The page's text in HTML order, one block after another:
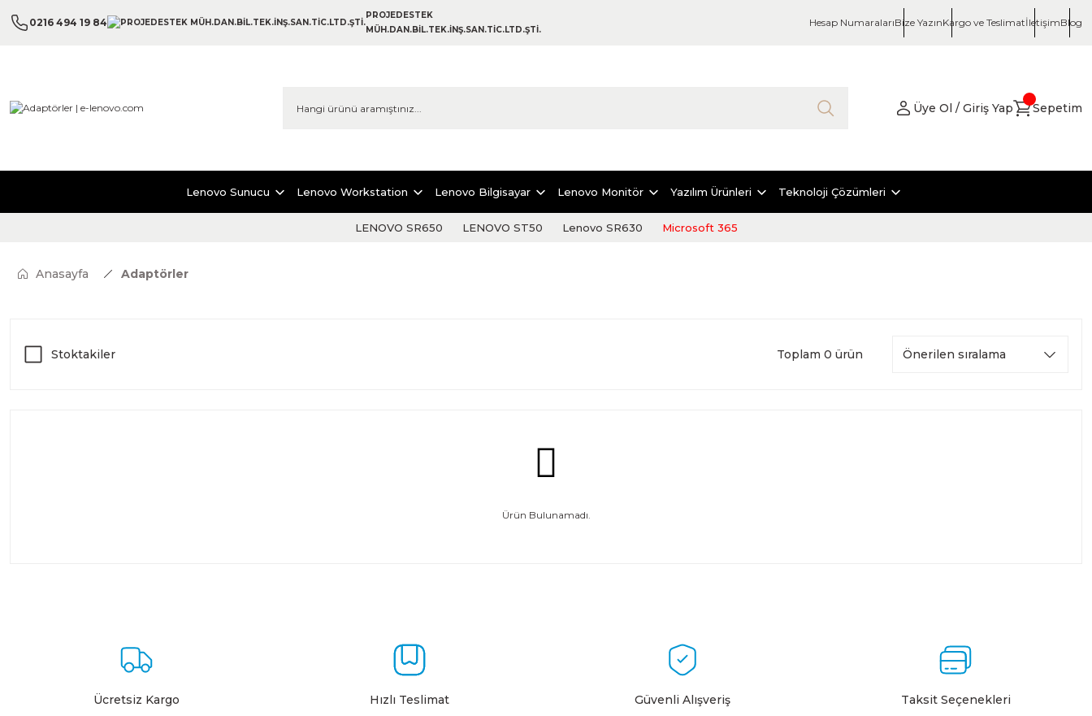
0216 494 19 84
PROJEDESTEK
MÜH.DAN.BİL.TEK.İNŞ.SAN.TİC.LTD.ŞTİ.
Hesap NumaralarıBize YazınKargo ve TeslimatİletişimBlog
Üye Ol / Giriş Yap Sepetim
Lenovo Sunucu Lenovo Workstation Lenovo Bilgisayar Lenovo Monitör Yazılım Ürünleri Teknoloji Çözümleri
LENOVO SR650 LENOVO ST50 Lenovo SR630 Microsoft 365
Anasayfa Adaptörler
Stoktakiler Toplam 0 ürün
Ürün Bulunamadı.
Ücretsiz Kargo Hızlı Teslimat Güvenli Alışveriş Taksit Seçenekleri